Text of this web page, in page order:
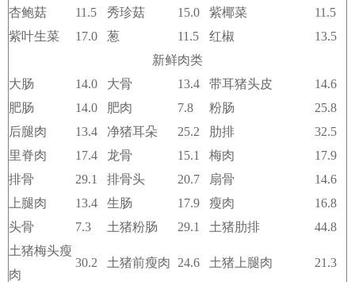
杏鲍菇 11.5 秀珍菇 15.0 紫椰菜
11.5
紫叶生菜
17.0 葱 11.5 红椒
13.5
新鲜肉类
大肠
14.0 大骨 13.4 带耳猪头皮
14.6
肥肠
14.0 肥肉 7.8 粉肠
25.8
后腿肉
13.4 净猪耳朵 25.2 肋排
32.5
里脊肉
17.4 龙骨 15.1 梅肉
17.9
排骨
29.1 排骨头 20.7 扇骨
14.6
上腿肉
13.4 生肠 17.9 瘦肉
16.8
头骨
7.3 土猪粉肠 29.1 土猪肋排
44.8
土猪梅头瘦
肉
30.2 土猪前瘦肉 24.6 土猪上腿肉 21.3